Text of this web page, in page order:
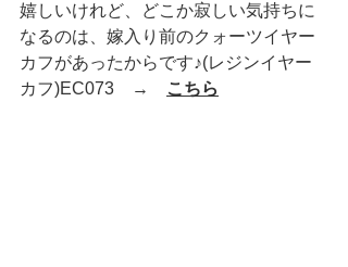
嬉しいけれど、どこか寂しい気持ちに
なるのは、嫁入り前のクォーツイヤー
カフがあったからです♪(レジンイヤー
カフ)EC073　→
こちら